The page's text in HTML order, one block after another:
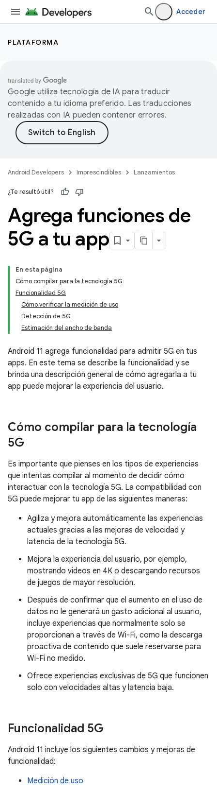
Acceder
PLATAFORMA
Google utiliza tecnología de IA para traducir
contenido a tu idioma preferido. Las traducciones
realizadas con IA pueden contener errores.
Android Developers Imprescindibles Lanzamientos
¿Te resultó útil?
Agrega funciones de
5G a tu app
En esta página
Cómo compilar para la tecnología 5G
Funcionalidad 5G
Cómo verificar la medición de uso
Detección de 5G
Estimación del ancho de banda
Android 11 agrega funcionalidad para admitir 5G en tus
apps. En este tema se describe la funcionalidad y se
brinda una descripción general de cómo agregarla a tu
app puede mejorar la experiencia del usuario.
Cómo compilar para la tecnología
5G
Es importante que pienses en los tipos de experiencias
que intentas compilar al momento de decidir cómo
interactuar con la tecnología 5G. La compatibilidad con
5G puede mejorar tu app de las siguientes maneras:
Agiliza y mejora automáticamente las experiencias
actuales gracias a las mejoras de velocidad y
latencia de la tecnología 5G.
Mejora la experiencia del usuario, por ejemplo,
mostrando videos en 4K o descargando recursos
de juegos de mayor resolución.
Después de confirmar que el aumento en el uso de
datos no le generará un gasto adicional al usuario,
incluye experiencias que normalmente solo se
proporcionan a través de Wi-Fi, como la descarga
proactiva de contenido que suele reservarse para
Wi-Fi no medido.
Ofrece experiencias exclusivas de 5G que funcionen
solo con velocidades altas y latencia baja.
Funcionalidad 5G
Android 11 incluye los siguientes cambios y mejoras de
funcionalidad:
Medición de uso